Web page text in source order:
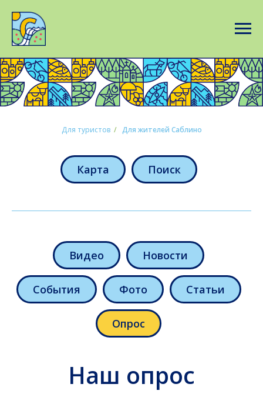
Для туристов / Для жителей Саблино
Карта Поиск
Видео Новости
События Фото Статьи
Опрос
Наш опрос